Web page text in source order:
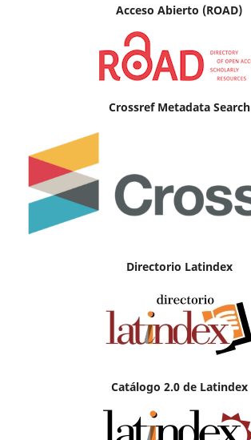
Acceso Abierto (ROAD)
Crossref Metadata Search
Directorio Latindex
Catálogo 2.0 de Latindex